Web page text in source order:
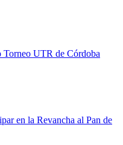
Torneo UTR de Córdoba
en la Revancha al Pan de